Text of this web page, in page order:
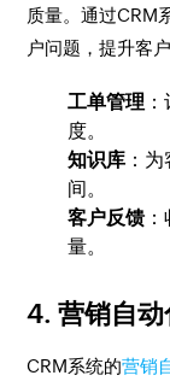
质量。通过CRM
户问题，提升客
工单管理
度。
知识库 ：
间。
客户反馈
量。
4.营销自动
CRM系统的营销